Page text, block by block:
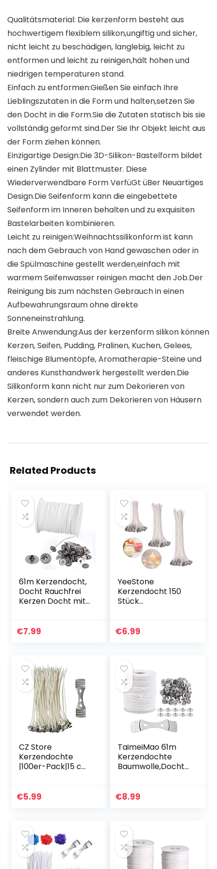
Qualitätsmaterial: Die kerzenform besteht aus
hochwertigem flexiblem silikon,ungiftig und sicher,
nicht leicht zu beschädigen, langlebig, leicht zu
entformen und leicht zu reinigen,hält hohen und
niedrigen temperaturen stand.
Einfach zu entformen:Gießen Sie einfach Ihre
Lieblingszutaten in die Form und halten,setzen Sie
den Docht in die Form.Sie die Zutaten statisch bis sie
vollständig geformt sind.Der Sie Ihr Objekt leicht aus
der Form ziehen können.
Einzigartige Design:Die 3D-Silikon-Bastelform bildet
einen Zylinder mit Blattmuster. Diese
Wiederverwendbare Form VerfüGt üBer Neuartiges
Design.Die Seifenform kann die eingebettete
Seifenform im Inneren behalten und zu exquisiten
Bastelarbeiten kombinieren.
Leicht zu reinigen:Weihnachtssilikonform ist kann
nach dem Gebrauch von Hand gewaschen oder in
die Spülmaschine gestellt werden,einfach mit
warmem Seifenwasser reinigen macht den Job.Der
Reinigung bis zum nächsten Gebrauch in einen
Aufbewahrungsraum ohne direkte
Sonneneinstrahlung.
Breite Anwendung:Aus der kerzenform silikon können
Kerzen, Seifen, Pudding, Pralinen, Kuchen, Gelees,
fleischige Blumentöpfe, Aromatherapie-Steine ​​und
anderes Kunsthandwerk hergestellt werden.Die
Silikonform kann nicht nur zum Dekorieren von
Kerzen, sondern auch zum Dekorieren von Häusern
verwendet werden.
Related Products
61m Kerzendocht,
Docht Rauchfrei
Kerzen Docht mit
Kerzendochte
€7.99
YeeStone
Kerzendocht 150
Stück
Candle Wick in 3
€6.99
CZ Store
Kerzendochte
|100er-Pack|15 cm
vorgewachst mit
€5.99
TaimeiMao 61m
Kerzendochte
Baumwolle,Dochte
e
cht…
€8.99